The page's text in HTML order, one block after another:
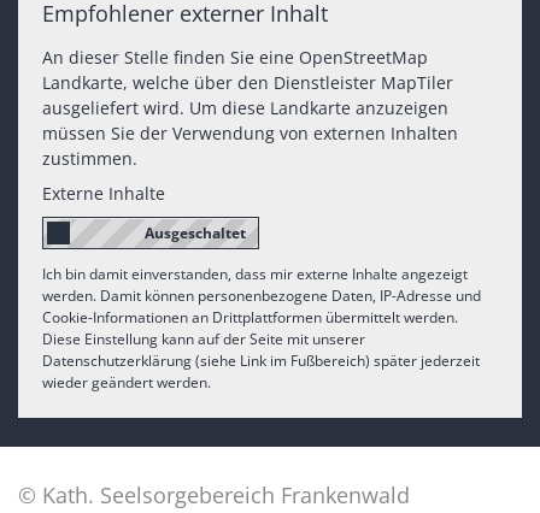
Empfohlener externer Inhalt
An dieser Stelle finden Sie eine OpenStreetMap
Landkarte, welche über den Dienstleister MapTiler
ausgeliefert wird. Um diese Landkarte anzuzeigen
müssen Sie der Verwendung von externen Inhalten
zustimmen.
Externe Inhalte
Ich bin damit einverstanden, dass mir externe Inhalte angezeigt
werden. Damit können personenbezogene Daten, IP-Adresse und
Cookie-Informationen an Drittplattformen übermittelt werden.
Diese Einstellung kann auf der Seite mit unserer
Datenschutzerklärung (siehe Link im Fußbereich) später jederzeit
wieder geändert werden.
© Kath. Seelsorgebereich Frankenwald